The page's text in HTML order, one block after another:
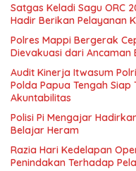
Satgas Keladi Sagu ORC
Hadir Berikan Pelayanan
Polres Mappi Bergerak
Dievakuasi dari Ancaman
Audit Kinerja Itwasum
Polda Papua Tengah
Akuntabilitas
Polisi Pi Mengajar
Belajar Heram
Razia Hari Kedelapan
Penindakan Terhadap